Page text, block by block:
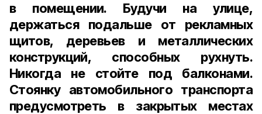
в помещении. Будучи на улице,
держаться подальше от рекламных
щитов, деревьев и металлических
конструкций, способных рухнуть.
Никогда не стойте под балконами.
Стоянку автомобильного транспорта
предусмотреть в закрытых местах